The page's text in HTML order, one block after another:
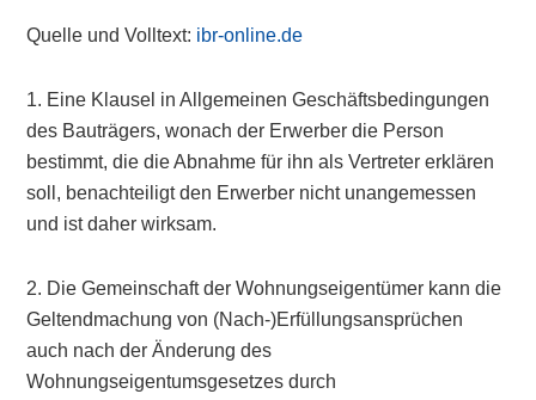
Quelle und Volltext: ibr-online.de
1. Eine Klausel in Allgemeinen Geschäftsbedingungen
des Bauträgers, wonach der Erwerber die Person
bestimmt, die die Abnahme für ihn als Vertreter erklären
soll, benachteiligt den Erwerber nicht unangemessen
und ist daher wirksam.
2. Die Gemeinschaft der Wohnungseigentümer kann die
Geltendmachung von (Nach-)Erfüllungsansprüchen
auch nach der Änderung des
Wohnungseigentumsgesetzes durch